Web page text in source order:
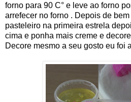
forno para 90 C° e leve ao forno
arrefecer no forno . Depois de
pasteleiro na primeira estrela
cima e ponha mais creme e
Decore mesmo a seu gosto eu foi